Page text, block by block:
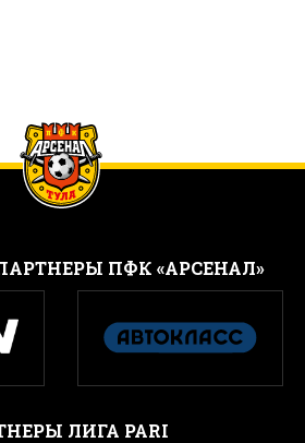
ПФК «АРСЕНАЛ»
ЛИГА PARI